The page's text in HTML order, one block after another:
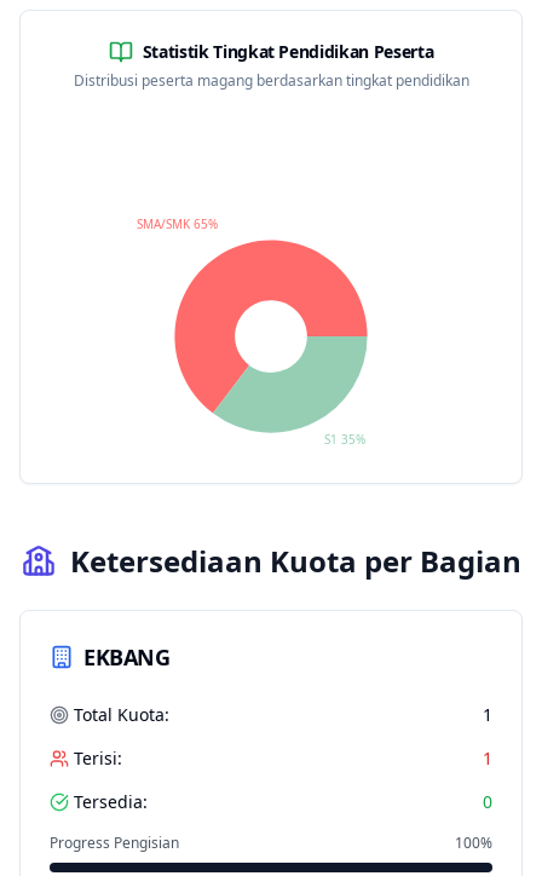
Statistik Tingkat Pendidikan Peserta
Distribusi peserta magang berdasarkan tingkat pendidikan
SMA/SMK 65%
S1 35%
Ketersediaan Kuota per Bagian
EKBANG
Total Kuota:
1
Terisi:
1
Tersedia:
0
Progress Pengisian 100%